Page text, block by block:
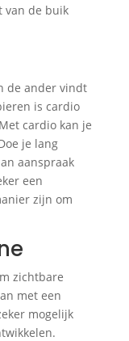
van de buik
de ander vindt
is cardio
cardio kan je
je lang
aanspraak
een
zijn om
zichtbare
met een
mogelijk